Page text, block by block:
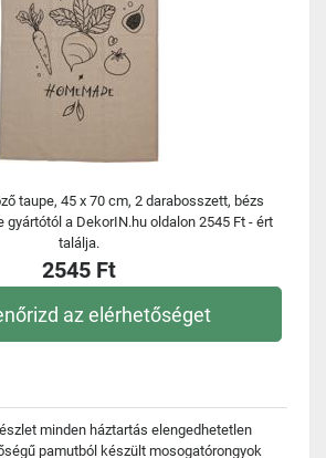
taupe, 45 x 70 cm, 2 darabosszett, bézs
gyártótól a DekorIN.hu oldalon 2545 Ft - ért
találja.
2545 Ft
az elérhetőséget
minden háztartás elengedhetetlen
pamutból készült mosogatórongyok